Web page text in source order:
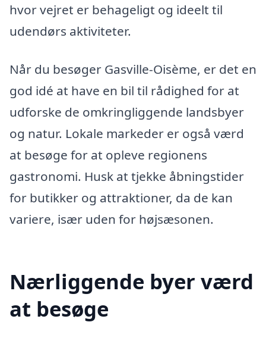
hvor vejret er behageligt og ideelt til
udendørs aktiviteter.
Når du besøger Gasville-Oisème, er det en
god idé at have en bil til rådighed for at
udforske de omkringliggende landsbyer
og natur. Lokale markeder er også værd
at besøge for at opleve regionens
gastronomi. Husk at tjekke åbningstider
for butikker og attraktioner, da de kan
variere, især uden for højsæsonen.
Nærliggende byer værd
at besøge